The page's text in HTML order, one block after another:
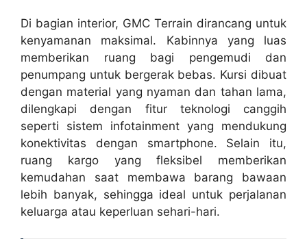
Di bagian interior, GMC Terrain dirancang untuk
kenyamanan maksimal. Kabinnya yang luas
memberikan ruang bagi pengemudi dan
penumpang untuk bergerak bebas. Kursi dibuat
dengan material yang nyaman dan tahan lama,
dilengkapi dengan fitur teknologi canggih
seperti sistem infotainment yang mendukung
konektivitas dengan smartphone. Selain itu,
ruang kargo yang fleksibel memberikan
kemudahan saat membawa barang bawaan
lebih banyak, sehingga ideal untuk perjalanan
keluarga atau keperluan sehari-hari.